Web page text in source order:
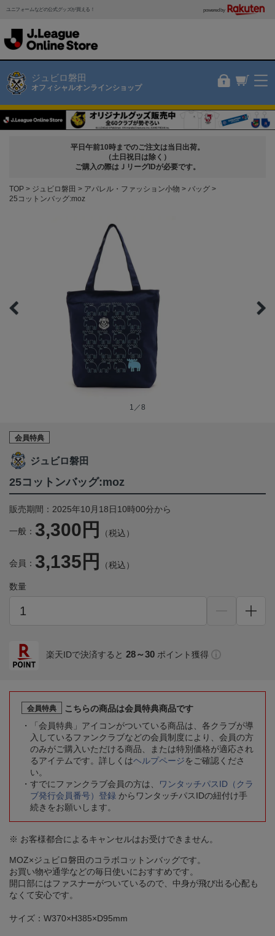
ユニフォームなどの公式グッズが買える！ powered by
ジュビロ磐田
オフィシャルオンラインショップ
平日午前10時までのご注文は当日出荷。
（土日祝日は除く）
ご購入の際はＪリーグIDが必要です。
TOP ジュビロ磐田 アパレル・ファッション小物
バッグ
25コットンバッグ:moz
1／8
会員特典
ジュビロ磐田
25コットンバッグ:moz
販売期間：2025年10月18日10時00分から
一般： 3,300円 （税込）
会員： 3,135円 （税込）
数量
楽天IDで決済すると 28～30 ポイント獲得
会員特典
こちらの商品は会員特典商品です
「会員特典」アイコンがついている商品は、各クラブが導
入しているファンクラブなどの会員制度により、会員の方
のみがご購入いただける商品、または特別価格が適応され
るアイテムです。詳しくはヘルプページをご確認くださ
い。
すでにファンクラブ会員の方は、
ワンタッチパスID（クラ
ブ発行会員番号）登録 からワンタッチパスIDの紐付け手
続きをお願いします。
※ お客様都合によるキャンセルはお受けできません。
MOZ×ジュビロ磐田のコラボコットンバッグです。
お買い物や通学などの毎日使いにおすすめです。
開口部にはファスナーがついているので、中身が飛び出る心配も
なくて安心です。
サイズ：W370×H385×D95mm